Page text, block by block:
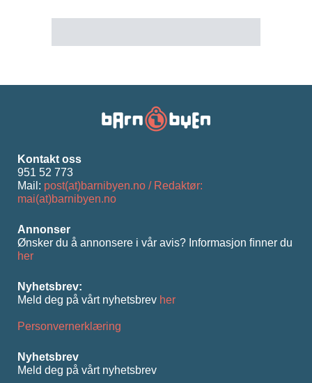
Kontakt oss
951 52 773
Mail: post(at)barnibyen.no / Redaktør:
mai(at)barnibyen.no
Annonser
Ønsker du å annonsere i vår avis? Informasjon ﬁnner du
her
Nyhetsbrev:
Meld deg på vårt nyhetsbrev her
Personvernerklæring
Nyhetsbrev
Meld deg på vårt nyhetsbrev